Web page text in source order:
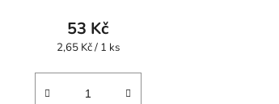
53 Kč
Měrná
2,65 Kč / 1 ks